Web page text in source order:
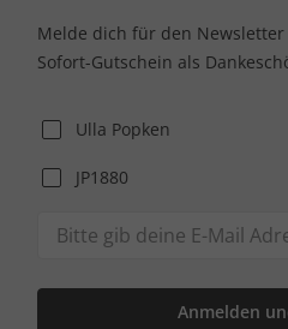
Melde dich für den
Sofort-Gutschein als
Ulla Popken
JP1880
Anmelden